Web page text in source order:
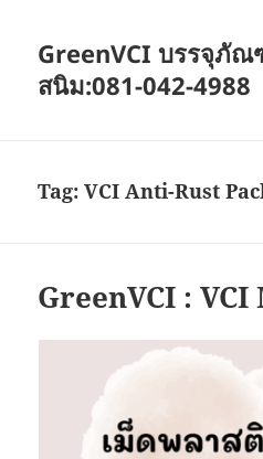
GreenVCI บรรจุภั
สนิม:081-042-4988
Tag:VCI Anti-Rust
GreenVCI :